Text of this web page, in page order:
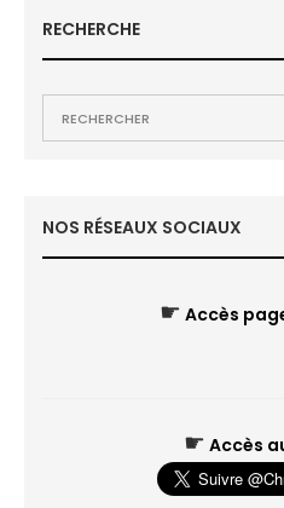
RECHERCHE
NOS RÉSEAUX SOCIAUX
☛ Accès
☛ Accès